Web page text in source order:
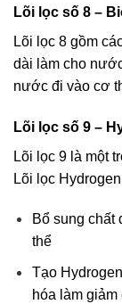
Lõi lọc số 8 –
Lõi lọc 8 gồm
dài làm cho
nước đi vào cơ
Lõi lọc số 9 –
Lõi lọc 9 là một
Lõi lọc
Bổ sung chất
thể
Tạo
hóa làm giảm